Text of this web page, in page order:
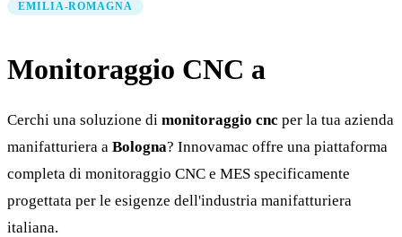
EMILIA-ROMAGNA
Monitoraggio CNC a
Cerchi una soluzione di monitoraggio cnc per la tua azienda
manifatturiera a Bologna? Innovamac offre una piattaforma
completa di monitoraggio CNC e MES specificamente
progettata per le esigenze dell'industria manifatturiera
italiana.